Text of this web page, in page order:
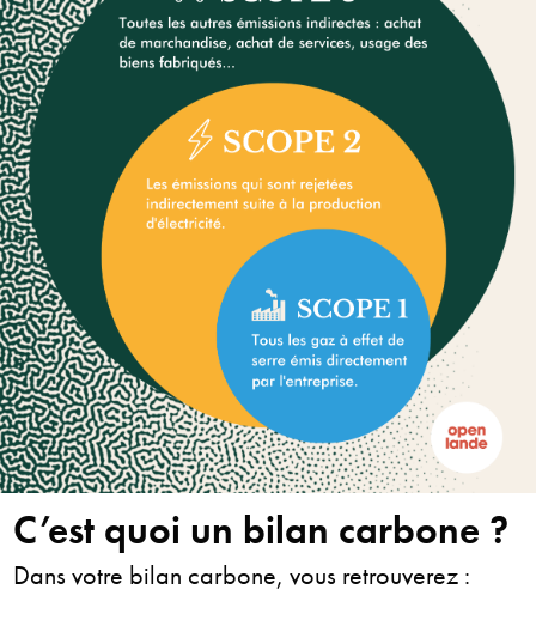
C’est quoi un bilan carbone ?
Dans votre bilan carbone, vous retrouverez :